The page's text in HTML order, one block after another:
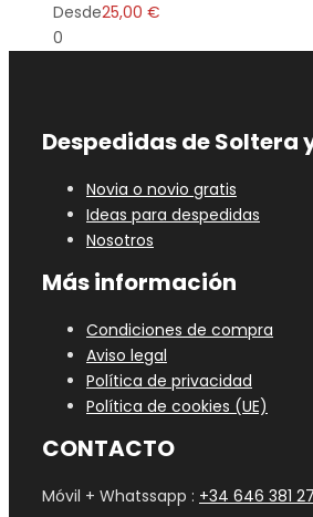
Desde25,00 €
0
Despedidas de Soltera
Novia o novio gratis
Ideas para despedidas
Nosotros
Más información
Condiciones de compra
Aviso legal
Política de privacidad
Política de cookies (UE)
CONTACTO
Móvil + Whatssapp : +34 646 381